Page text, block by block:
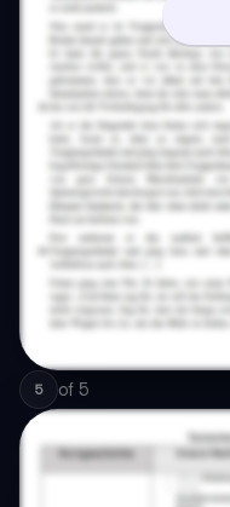
5 of 5